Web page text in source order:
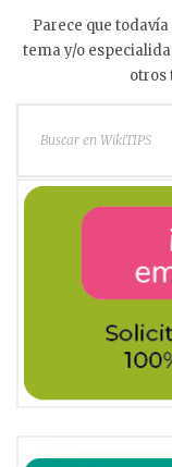
Parece que
tema y/o
otros